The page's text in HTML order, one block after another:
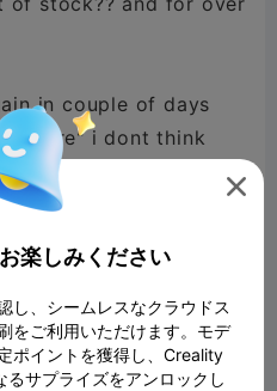
in couple of days
more" i dont think
are talking go about.
solotion?

楽しみください
し、シームレスなクラウドス
をご利用いただけます。モデ
ポイントを獲得し、Creality
サプライズをアンロックし